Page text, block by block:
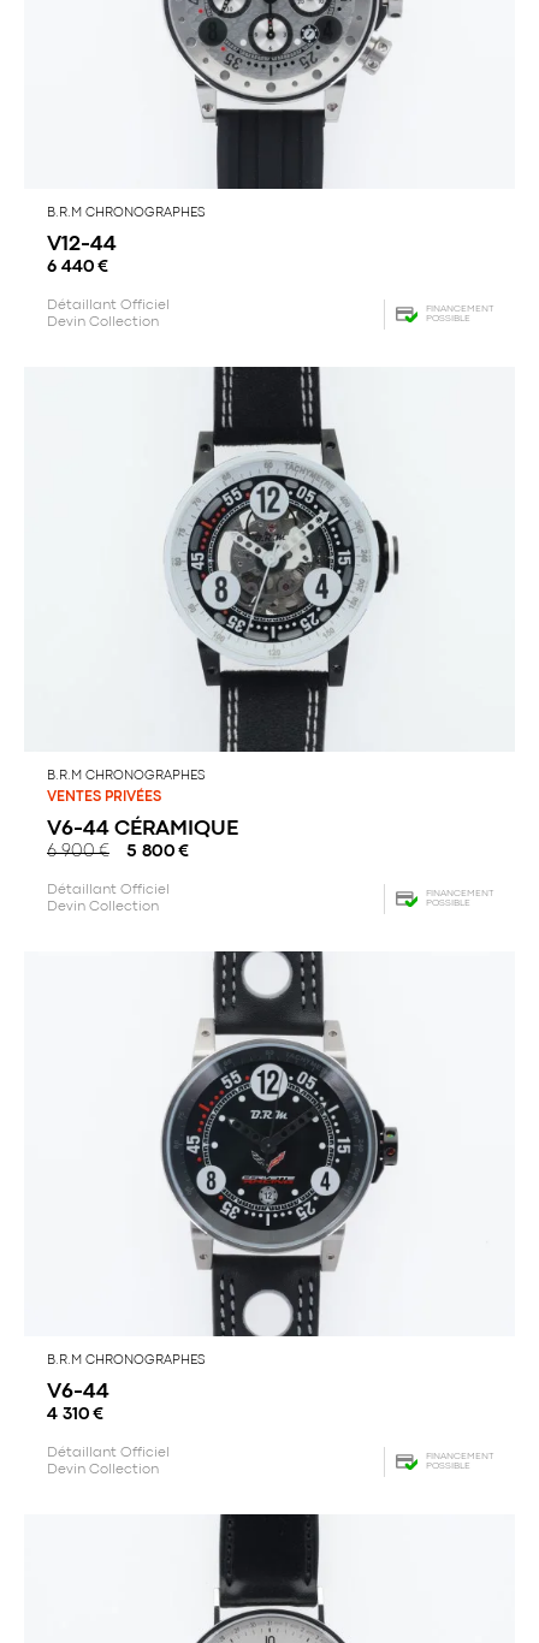
B.R.M CHRONOGRAPHES
V12-44
6 440 €
Détaillant Officiel
Devin Collection
FINANCEMENT
POSSIBLE
B.R.M CHRONOGRAPHES
VENTES PRIVÉES
V6-44 CÉRAMIQUE
6 900€ 5 800 €
Détaillant Officiel
Devin Collection
FINANCEMENT
POSSIBLE
B.R.M CHRONOGRAPHES
V6-44
4 310 €
Détaillant Officiel
Devin Collection
FINANCEMENT
POSSIBLE